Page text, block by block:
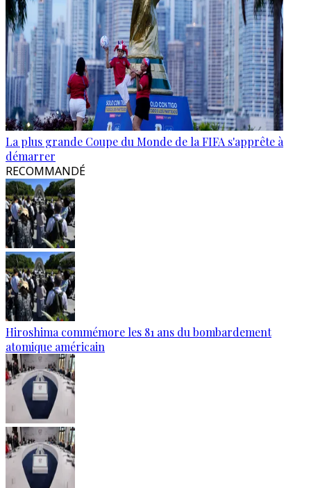
La plus grande Coupe du Monde de la FIFA s'apprête à
démarrer
RECOMMANDÉ
Hiroshima commémore les 81 ans du bombardement
atomique américain